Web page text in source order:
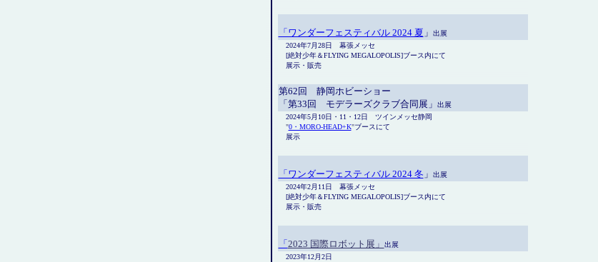
「ワンダーフェスティバル 2024 夏 」
出展
2024年7月28日 幕張メッセ
[絶対少年＆FLYING MEGALOPOLIS]ブース内にて
展示・販売
第62回 静岡ホビーショー
「第33回 モデラーズクラブ合同展」
出展
2024年5月10日・11・12日 ツインメッセ静岡
"0・MORO-HEAD+K"ブースにて
展示
「ワンダーフェスティバル 2024 冬 」
出展
2024年2月11日 幕張メッセ
[絶対少年＆FLYING MEGALOPOLIS]ブース内にて
展示・販売
「 2023 国際ロボット展」
出展
2023年12月2日